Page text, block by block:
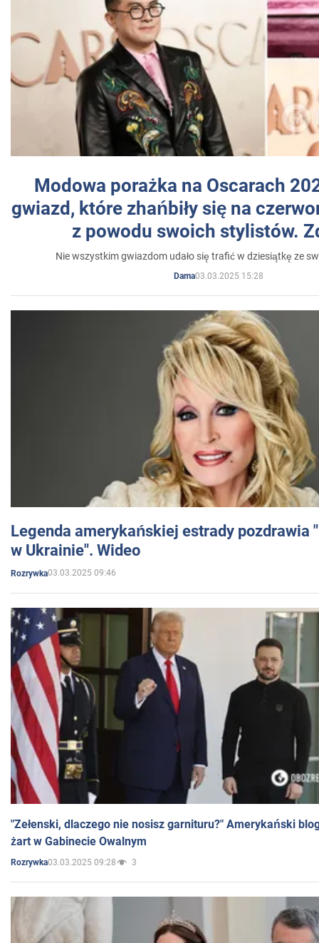
Modowa porażka na Oscarach
gwiazd, które zhańbiły się na
z powodu swoich stylistów.
Nie wszystkim gwiazdom udało się trafić w dziesiątkę ze
Dama03.03.2025 15:28
Legenda amerykańskiej estrady pozdrawia
w Ukrainie". Wideo
Rozrywka03.03.2025 09:46
"Zełenski, dlaczego nie nosisz garnituru?" Amerykański
żart w Gabinecie Owalnym
Rozrywka03.03.2025 09:28 3